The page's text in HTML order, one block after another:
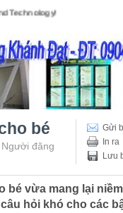
Gửi
In ra
Lưu
bé
đăng
bé vừa mang lại
hỏi khó cho các